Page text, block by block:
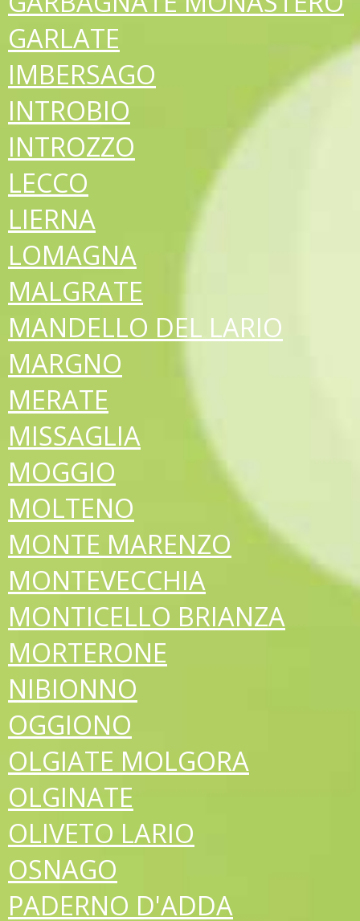
GARLATE
IMBERSAGO
INTROBIO
INTROZZO
LECCO
LIERNA
LOMAGNA
MALGRATE
MANDELLO DEL LARIO
MARGNO
MERATE
MISSAGLIA
MOGGIO
MOLTENO
MONTE MARENZO
MONTEVECCHIA
MONTICELLO BRIANZA
MORTERONE
NIBIONNO
OGGIONO
OLGIATE MOLGORA
OLGINATE
OLIVETO LARIO
OSNAGO
PADERNO D'ADDA